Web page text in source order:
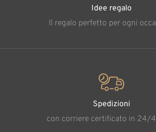
Idee regalo
Il regalo perfetto per ogni
Spedizioni
con corriere certificato in 24/